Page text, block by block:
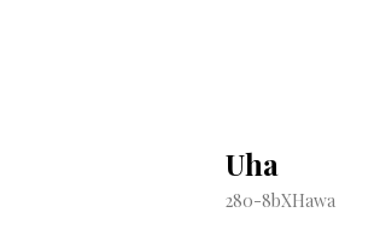
Uha
280-8bXHawa